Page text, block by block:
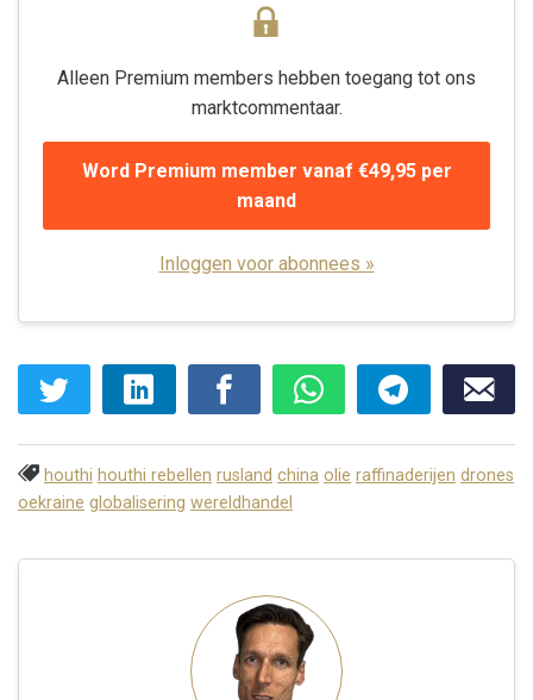
Alleen Premium members hebben toegang tot ons
marktcommentaar.
Word Premium member vanaf €49,95 per
maand
Inloggen voor abonnees »
houthi houthi rebellen rusland china olie raffinaderijen drones
oekraine globalisering wereldhandel